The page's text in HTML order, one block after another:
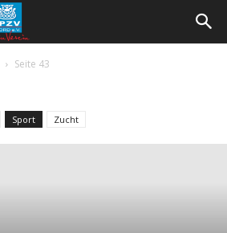
Seite 43
Sport Zucht